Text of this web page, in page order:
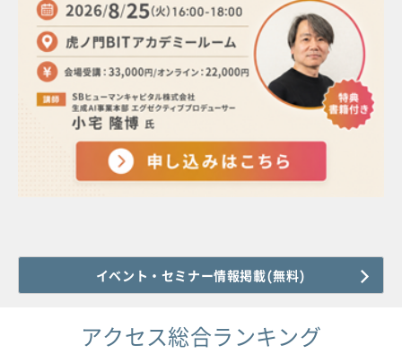
イベント・セミナー情報掲載(無料)
アクセス総合ランキング